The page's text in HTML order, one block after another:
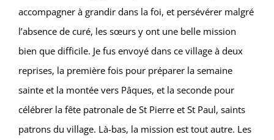
accompagner à grandir dans la foi, et persévérer malgré
l’absence de curé, les sœurs y ont une belle mission
bien que difficile. Je fus envoyé dans ce village à deux
reprises, la première fois pour préparer la semaine
sainte et la montée vers Pâques, et la seconde pour
célébrer la fête patronale de St Pierre et St Paul, saints
patrons du village. Là-bas, la mission est tout autre. Les